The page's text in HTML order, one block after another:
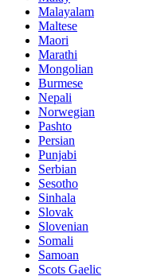
Malayalam
Maltese
Maori
Marathi
Mongolian
Burmese
Nepali
Norwegian
Pashto
Persian
Punjabi
Serbian
Sesotho
Sinhala
Slovak
Slovenian
Somali
Samoan
Scots Gaelic